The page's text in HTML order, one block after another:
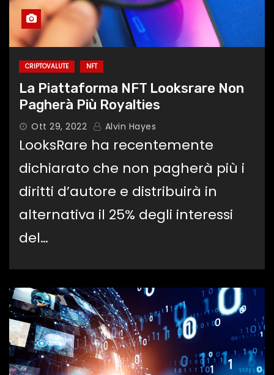
CRIPTOVALUTE NFT
La Piattaforma NFT Looksrare Non
Pagherà Più Royalties
Ott 29, 2022 Alvin Hayes
LooksRare ha recentemente
dichiarato che non pagherà più i
diritti d’autore e distribuirà in
alternativa il 25% degli interessi
del…